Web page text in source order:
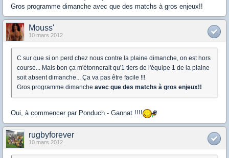
Gros programme dimanche avec que des matchs à gros enjeux!!
Mouss'
10 mars 2012
C sur que si on perd chez nous contre la plaine dimanche, on est hors
course... Mais bon ça m'étonnerait qu'1 tiers de l'équipe 1 de la plaine
soit absent dimanche... Ça va pas être facile !!!
Gros programme dimanche avec que des matchs à gros enjeux!!
Oui, à commencer par Ponduch - Gannat !!!!
rugbyforever
10 mars 2012